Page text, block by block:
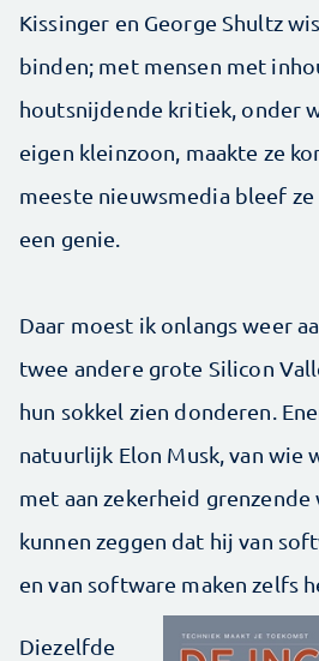
Kissinger en George Shultz
binden; met mensen met
houtsnijdende kritiek, onder
eigen kleinzoon, maakte ze
meeste nieuwsmedia bleef
een genie.
Daar moest ik onlangs weer
twee andere grote Silicon
hun sokkel zien donderen.
natuurlijk Elon Musk, van wie
met aan zekerheid
kunnen zeggen dat hij van
en van software maken zelfs
Diezelfde